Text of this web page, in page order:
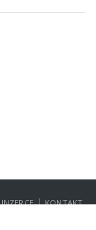
INZERCE | KONTAKT